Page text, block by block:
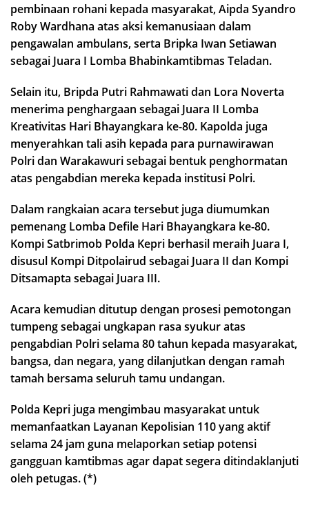
pembinaan rohani kepada masyarakat, Aipda Syandro
Roby Wardhana atas aksi kemanusiaan dalam
pengawalan ambulans, serta Bripka Iwan Setiawan
sebagai Juara I Lomba Bhabinkamtibmas Teladan.
Selain itu, Bripda Putri Rahmawati dan Lora Noverta
menerima penghargaan sebagai Juara II Lomba
Kreativitas Hari Bhayangkara ke-80. Kapolda juga
menyerahkan tali asih kepada para purnawirawan
Polri dan Warakawuri sebagai bentuk penghormatan
atas pengabdian mereka kepada institusi Polri.
Dalam rangkaian acara tersebut juga diumumkan
pemenang Lomba Defile Hari Bhayangkara ke-80.
Kompi Satbrimob Polda Kepri berhasil meraih Juara I,
disusul Kompi Ditpolairud sebagai Juara II dan Kompi
Ditsamapta sebagai Juara III.
Acara kemudian ditutup dengan prosesi pemotongan
tumpeng sebagai ungkapan rasa syukur atas
pengabdian Polri selama 80 tahun kepada masyarakat,
bangsa, dan negara, yang dilanjutkan dengan ramah
tamah bersama seluruh tamu undangan.
Polda Kepri juga mengimbau masyarakat untuk
memanfaatkan Layanan Kepolisian 110 yang aktif
selama 24 jam guna melaporkan setiap potensi
gangguan kamtibmas agar dapat segera ditindaklanjuti
oleh petugas. (*)